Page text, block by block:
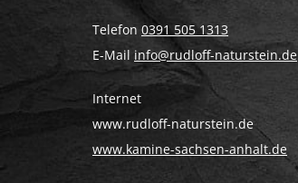
Telefon 0391 505 1313
E-Mail info@rudloff-naturstein.de
Internet
www.rudloff-naturstein.de
www.kamine-sachsen-anhalt.de